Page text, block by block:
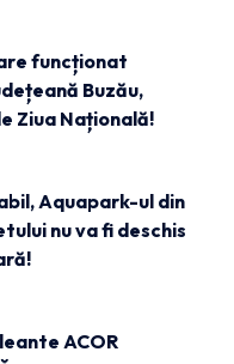
funcționat
Buzău,
Ziua Națională!
Aquapark-ul din
nu va fi deschis
ACOR